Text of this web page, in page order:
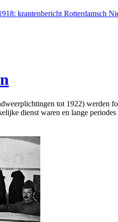
krantenbericht Rotterdamsch
tot 1922) werden
dienst waren en lange